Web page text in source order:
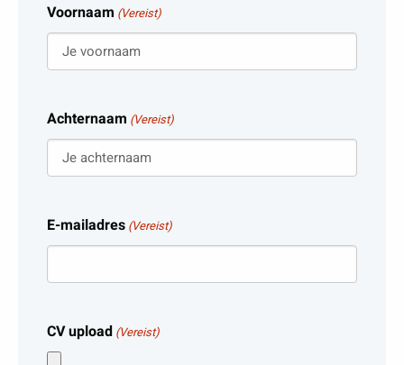
Voornaam (Vereist)
Achternaam (Vereist)
E-mailadres (Vereist)
CV upload (Vereist)